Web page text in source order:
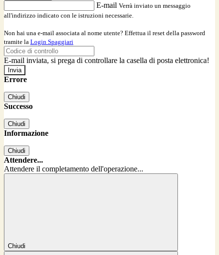
E-mail Verrà inviato un messaggio
all'indirizzo indicato con le istruzioni necessarie.
Non hai una e-mail associata al nome utente? Effettua il reset della password
tramite la Login Spaggiari
E-mail inviata, si prega di controllare la casella di posta elettronica!
Errore
Chiudi
Successo
Chiudi
Informazione
Chiudi
Attendere...
Attendere il completamento dell'operazione...
Chiudi